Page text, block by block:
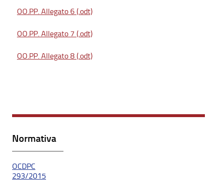
OO.PP. Allegato 6 (.odt)
OO.PP. Allegato 7 (.odt)
OO.PP. Allegato 8 (.odt)
Normativa
OCDPC
293/2015